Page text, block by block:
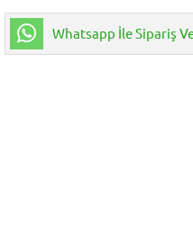
Whatsapp İle Sipariş